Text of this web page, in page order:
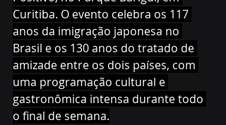
Curitiba. O evento celebra os 117
anos da imigração japonesa no
Brasil e os 130 anos do tratado de
amizade entre os dois países, com
uma programação cultural e
gastronômica intensa durante todo
o final de semana.